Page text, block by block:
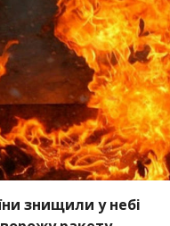
знищили у небі